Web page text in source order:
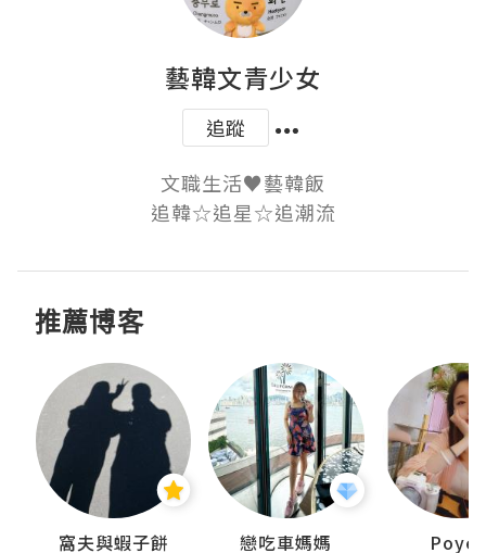
藝韓文青少女
追蹤
文職生活♥藝韓飯
追韓☆追星☆追潮流
推薦博客
窩夫與蝦子餅 戀吃車媽媽